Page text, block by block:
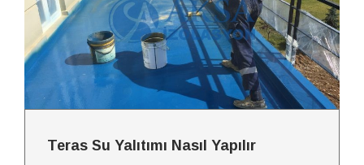
Teras Su Yalıtımı Nasıl Yapılır